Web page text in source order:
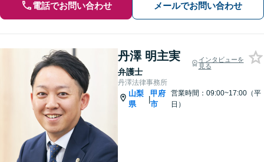
電話でお問い合わせ メールでお問い合わせ
丹澤 明主実
弁護士
インタビューを
見る
丹澤法律事務所
山梨
県
|
甲府
市
営業時間：09:00~17:00（平
日）